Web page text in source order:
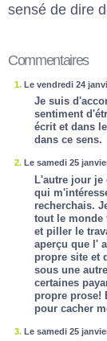
sensé de dire
Commentaires
1. Le vendredi 24
Je suis
sentiment
écrit et dans
dans ce sens.
2. Le samedi 25
L'autre jour
qui
recherchais.
tout le monde
et piller le
aperçu que l'
propre site et
sous une
certaines
propre prose!
pour cacher
3. Le samedi 25